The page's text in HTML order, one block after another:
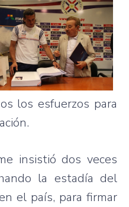
los esfuerzos para
insistió dos veces
la estadía del
el país, para firmar